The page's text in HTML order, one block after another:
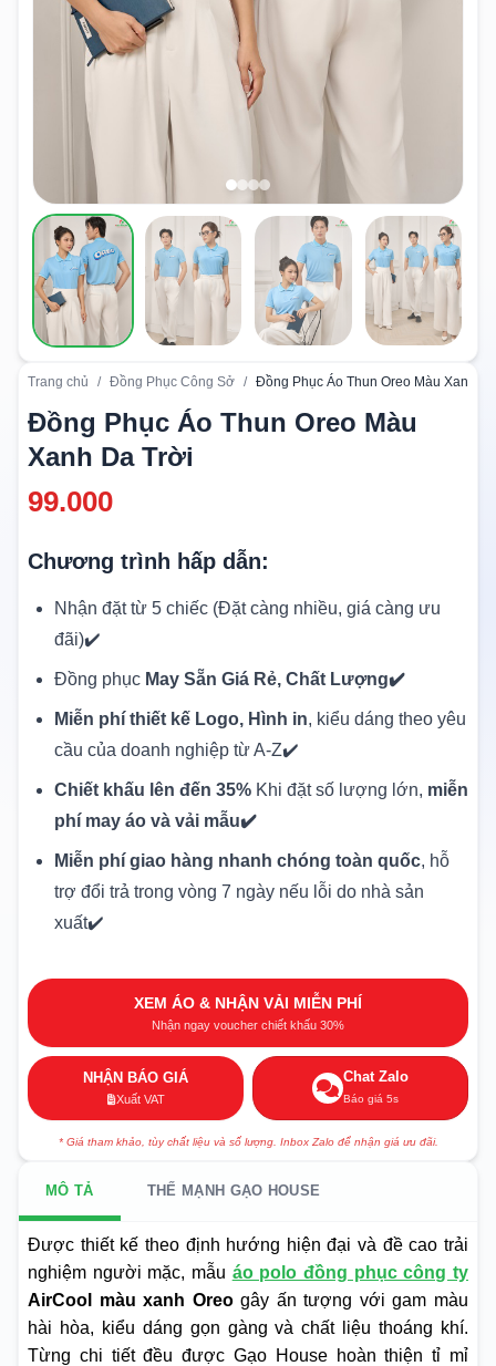
Trang chủ / Đồng Phục Công Sở / Đồng Phục Áo Thun Oreo Màu Xanh
Đồng Phục Áo Thun Oreo Màu
Xanh Da Trời
99.000
Chương trình hấp dẫn:
Nhận đặt từ 5 chiếc (Đặt càng nhiều, giá càng ưu
đãi)✔️
Đồng phục May Sẵn Giá Rẻ, Chất Lượng✔️
Miễn phí thiết kế Logo, Hình in, kiểu dáng theo yêu
cầu của doanh nghiệp từ A-Z✔️
Chiết khấu lên đến 35% Khi đặt số lượng lớn, miễn
phí may áo và vải mẫu✔️
Miễn phí giao hàng nhanh chóng toàn quốc, hỗ
trợ đổi trả trong vòng 7 ngày nếu lỗi do nhà sản
xuất✔️
XEM ÁO & NHẬN VẢI MIỄN PHÍ
Nhận ngay voucher chiết khấu 30%
NHẬN BÁO GIÁ
Xuất VAT
Chat Zalo
Báo giá 5s
* Giá tham khảo, tùy chất liệu và số lượng. Inbox Zalo để nhận giá ưu đãi.
MÔ TẢ THẾ MẠNH GẠO HOUSE
Được thiết kế theo định hướng hiện đại và đề cao trải
nghiệm người mặc, mẫu áo polo đồng phục công ty
AirCool màu xanh Oreogây ấn tượng với gam màu
hài hòa, kiểu dáng gọn gàng và chất liệu thoáng khí.
Từng chi tiết đều được Gạo House hoàn thiện tỉ mỉ